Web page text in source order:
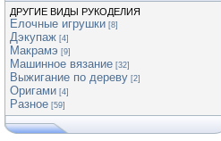
ДРУГИЕ ВИДЫ РУКОДЕЛИЯ
Елочные игрушки [8]
Дэкупаж [4]
Макрамэ [9]
Машинное вязание [32]
Выжигание по дереву [2]
Оригами [4]
Разное [59]